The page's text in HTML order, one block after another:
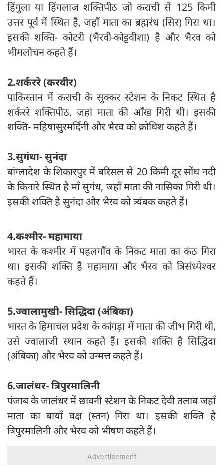
हिंगुला या हिंगलाज शक्तिपीठ जो कराची से 125 किमी
उत्तर पूर्व में स्थित है, जहाँ माता का ब्रह्मरंध (सिर) गिरा था।
इसकी शक्ति- कोटरी (भैरवी-कोट्टवीशा) है और भैरव को
भीमलोचन कहते हैं।
2.शर्कररे (करवीर)
पाकिस्तान में कराची के सुक्कर स्टेशन के निकट स्थित है
शर्कररे शक्तिपीठ, जहां माता की आँख गिरी थी। इसकी
शक्ति- महिषासुरमर्दिनी और भैरव को क्रोधिश कहते हैं।
3.सुगंधा- सुनंदा
बांग्लादेश के शिकारपुर में बरिसल से 20 किमी दूर सोंध नदी
के किनारे स्थित है माँ सुगंध, जहाँ माता की नासिका गिरी थी।
इसकी शक्ति है सुनंदा और भैरव को त्र्यंबक कहते हैं।
4.कश्मीर- महामाया
भारत के कश्मीर में पहलगाँव के निकट माता का कंठ गिरा
था। इसकी शक्ति है महामाया और भैरव को त्रिसंध्येश्वर
कहते हैं।
5.ज्वालामुखी- सिद्धिदा (अंबिका)
भारत के हिमाचल प्रदेश के कांगड़ा में माता की जीभ गिरी थी,
उसे ज्वालाजी स्थान कहते हैं। इसकी शक्ति है सिद्धिदा
(अंबिका) और भैरव को उन्मत्त कहते हैं।
6.जालंधर- त्रिपुरमालिनी
पंजाब के जालंधर में छावनी स्टेशन के निकट देवी तलाब जहाँ
माता का बायाँ वक्ष (स्तन) गिरा था। इसकी शक्ति है
त्रिपुरमालिनी और भैरव को भीषण कहते हैं।